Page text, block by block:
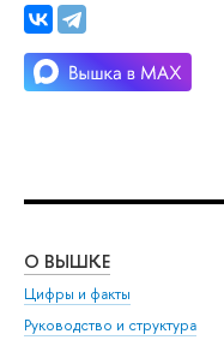
О ВЫШКЕ
Цифры и факты
Руководство и структура